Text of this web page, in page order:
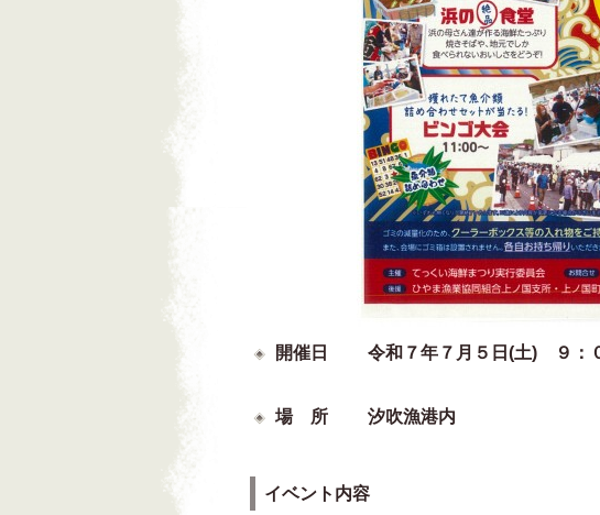
開催日 令和７年７月５日(土) ９：
場 所 汐吹漁港内
イベント内容